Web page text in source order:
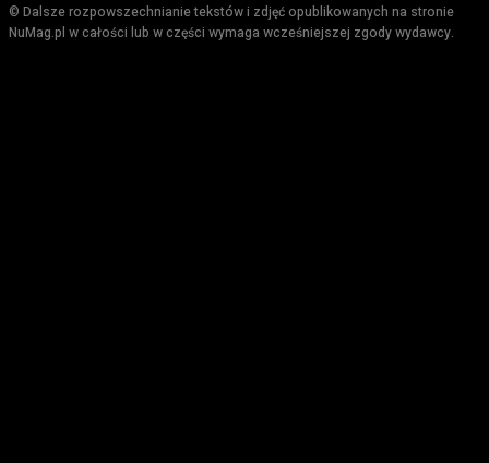
© Dalsze rozpowszechnianie tekstów i zdjęć opublikowanych na stronie
NuMag.pl w całości lub w części wymaga wcześniejszej zgody wydawcy.